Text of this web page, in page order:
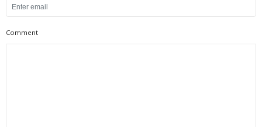
Comment